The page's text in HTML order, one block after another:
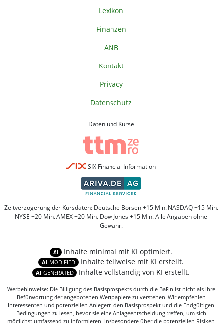
Lexikon
Finanzen
ANB
Kontakt
Privacy
Datenschutz
Daten und Kurse
SIX Financial Information
Zeitverzögerung der Kursdaten: Deutsche Börsen +15 Min. NASDAQ +15 Min.
NYSE +20 Min. AMEX +20 Min. Dow Jones +15 Min. Alle Angaben ohne
Gewähr.
AI Inhalte minimal mit KI optimiert.
AI MODIFIED Inhalte teilweise mit KI erstellt.
AI GENERATED Inhalte vollständig von KI erstellt.
Werbehinweise: Die Billigung des Basisprospekts durch die BaFin ist nicht als ihre
Befürwortung der angebotenen Wertpapiere zu verstehen. Wir empfehlen
Interessenten und potenziellen Anlegern den Basisprospekt und die Endgültigen
Bedingungen zu lesen, bevor sie eine Anlageentscheidung treffen, um sich
möglichst umfassend zu informieren, insbesondere über die potenziellen Risiken